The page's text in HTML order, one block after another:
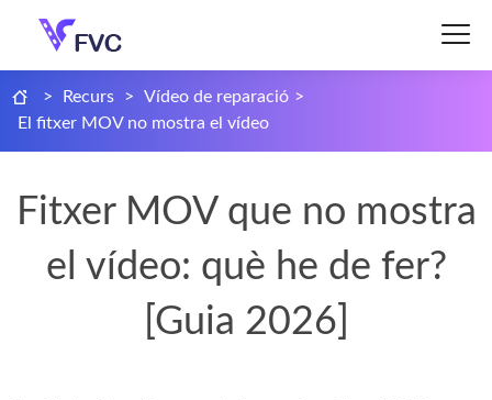
> Recurs > Vídeo de reparació >
El fitxer MOV no mostra el vídeo
Fitxer MOV que no mostra
el vídeo: què he de fer?
[Guia 2026]